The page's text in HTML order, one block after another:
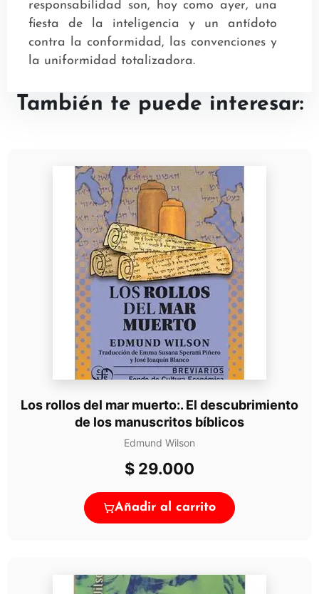
responsabilidad son, hoy como ayer, una
fiesta de la inteligencia y un antídoto
contra la conformidad, las convenciones y
la uniformidad totalizadora.
También te puede interesar:
Los rollos del mar muerto:. El descubrimiento
de los manuscritos bíblicos
Edmund Wilson
$ 29.000
Añadir al carrito